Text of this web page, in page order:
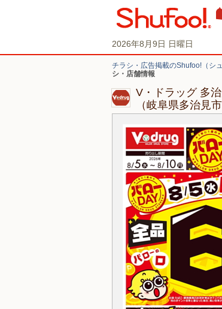
2026年8月9日 日曜日
チラシ・広告掲載のShufoo!（シュ
シ・店舗情報
V・ドラッグ 多
（岐阜県多治見市